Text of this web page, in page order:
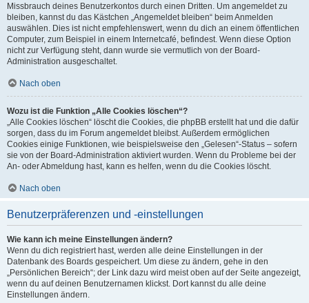
Missbrauch deines Benutzerkontos durch einen Dritten. Um angemeldet zu
bleiben, kannst du das Kästchen „Angemeldet bleiben“ beim Anmelden
auswählen. Dies ist nicht empfehlenswert, wenn du dich an einem öffentlichen
Computer, zum Beispiel in einem Internetcafé, befindest. Wenn diese Option
nicht zur Verfügung steht, dann wurde sie vermutlich von der Board-
Administration ausgeschaltet.
Nach oben
Wozu ist die Funktion „Alle Cookies löschen“?
„Alle Cookies löschen“ löscht die Cookies, die phpBB erstellt hat und die dafür
sorgen, dass du im Forum angemeldet bleibst. Außerdem ermöglichen
Cookies einige Funktionen, wie beispielsweise den „Gelesen“-Status – sofern
sie von der Board-Administration aktiviert wurden. Wenn du Probleme bei der
An- oder Abmeldung hast, kann es helfen, wenn du die Cookies löscht.
Nach oben
Benutzerpräferenzen und -einstellungen
Wie kann ich meine Einstellungen ändern?
Wenn du dich registriert hast, werden alle deine Einstellungen in der
Datenbank des Boards gespeichert. Um diese zu ändern, gehe in den
„Persönlichen Bereich“; der Link dazu wird meist oben auf der Seite angezeigt,
wenn du auf deinen Benutzernamen klickst. Dort kannst du alle deine
Einstellungen ändern.